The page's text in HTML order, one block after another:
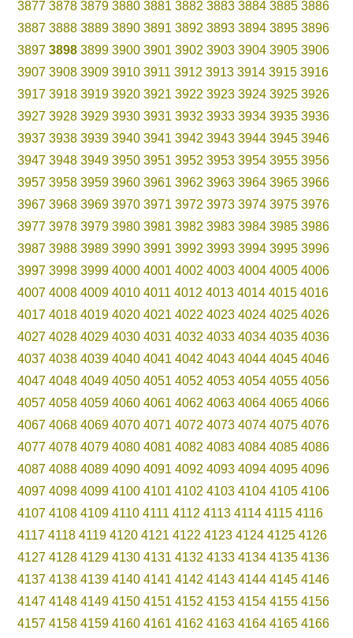
3877 3878 3879 3880 3881 3882 3883 3884 3885 3886
3887 3888 3889 3890 3891 3892 3893 3894 3895 3896
3897 3898 3899 3900 3901 3902 3903 3904 3905 3906
3907 3908 3909 3910 3911 3912 3913 3914 3915 3916
3917 3918 3919 3920 3921 3922 3923 3924 3925 3926
3927 3928 3929 3930 3931 3932 3933 3934 3935 3936
3937 3938 3939 3940 3941 3942 3943 3944 3945 3946
3947 3948 3949 3950 3951 3952 3953 3954 3955 3956
3957 3958 3959 3960 3961 3962 3963 3964 3965 3966
3967 3968 3969 3970 3971 3972 3973 3974 3975 3976
3977 3978 3979 3980 3981 3982 3983 3984 3985 3986
3987 3988 3989 3990 3991 3992 3993 3994 3995 3996
3997 3998 3999 4000 4001 4002 4003 4004 4005 4006
4007 4008 4009 4010 4011 4012 4013 4014 4015 4016
4017 4018 4019 4020 4021 4022 4023 4024 4025 4026
4027 4028 4029 4030 4031 4032 4033 4034 4035 4036
4037 4038 4039 4040 4041 4042 4043 4044 4045 4046
4047 4048 4049 4050 4051 4052 4053 4054 4055 4056
4057 4058 4059 4060 4061 4062 4063 4064 4065 4066
4067 4068 4069 4070 4071 4072 4073 4074 4075 4076
4077 4078 4079 4080 4081 4082 4083 4084 4085 4086
4087 4088 4089 4090 4091 4092 4093 4094 4095 4096
4097 4098 4099 4100 4101 4102 4103 4104 4105 4106
4107 4108 4109 4110 4111 4112 4113 4114 4115 4116
4117 4118 4119 4120 4121 4122 4123 4124 4125 4126
4127 4128 4129 4130 4131 4132 4133 4134 4135 4136
4137 4138 4139 4140 4141 4142 4143 4144 4145 4146
4147 4148 4149 4150 4151 4152 4153 4154 4155 4156
4157 4158 4159 4160 4161 4162 4163 4164 4165 4166